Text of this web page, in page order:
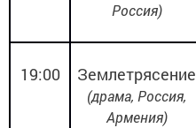
Россия)
19:00 Землетрясение
(драма, Россия,
Армения)